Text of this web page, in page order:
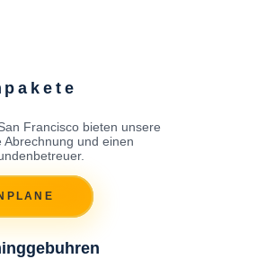
Francisco bieten unsere
und einen